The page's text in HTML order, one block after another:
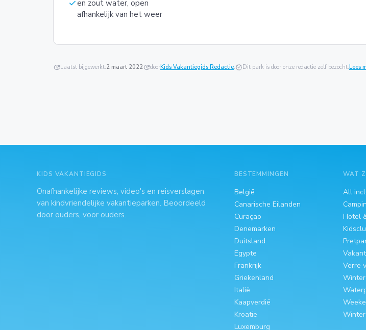
checken zout water, open
afhankelijk van het weer
updateLaatst bijgewerkt:2 maart 2022updatedoorKids Vakantiegids Redactie.verifiedDit park is door onze redactie zelf bezocht.Lees
KIDS VAKANTIEGIDS
Onafhankelijke reviews, video's en reisverslagen
van kindvriendelijke vakantieparken. Beoordeeld
door ouders, voor ouders.
BESTEMMINGEN
België
Canarische Eilanden
Curaçao
Denemarken
Duitsland
Egypte
Frankrijk
Griekenland
Italië
Kaapverdië
Kroatië
Luxemburg
WAT
All
Hotel
Verre